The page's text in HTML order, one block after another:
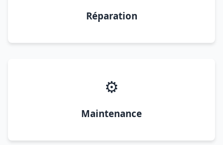
Réparation
⚙️
Maintenance